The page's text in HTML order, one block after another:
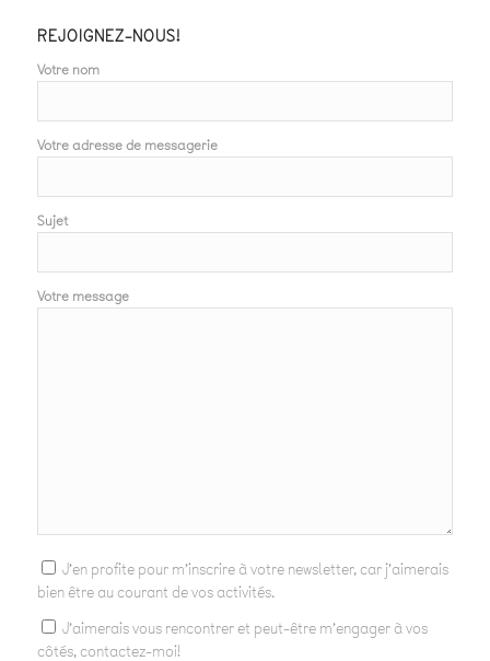
REJOIGNEZ-NOUS!
Votre nom
Votre adresse de messagerie
Sujet
Votre message
J'en profite pour m'inscrire à votre newsletter, car j'aimerais
bien être au courant de vos activités.
J'aimerais vous rencontrer et peut-être m'engager à vos
côtés, contactez-moi!